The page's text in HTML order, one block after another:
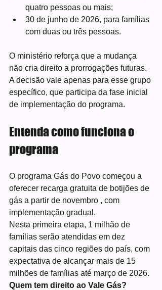
quatro pessoas ou mais;
30 de junho de 2026, para famílias
com duas ou três pessoas.
O ministério reforça que a mudança
não cria direito a prorrogações futuras.
A decisão vale apenas para esse grupo
específico, que participa da fase inicial
de implementação do programa.
Entenda como funciona o
programa
O programa Gás do Povo começou a
oferecer recarga gratuita de botijões de
gás a partir de novembro , com
implementação gradual.
Nesta primeira etapa, 1 milhão de
famílias serão atendidas em dez
capitais das cinco regiões do país, com
expectativa de alcançar mais de 15
milhões de famílias até março de 2026.
Quem tem direito ao Vale Gás?